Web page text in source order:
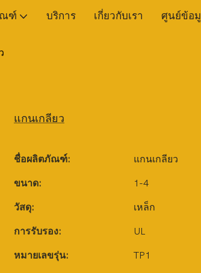
ณฑ์ บริการ เกี่ยวกับเรา ศูนย์ข้อ
แกนเกลียว
ชื่อผลิตภัณฑ์: แกนเกลียว
ขนาด: 1-4
วัสดุ: เหล็ก
การรับรอง: UL
หมายเลขรุ่น: TP1